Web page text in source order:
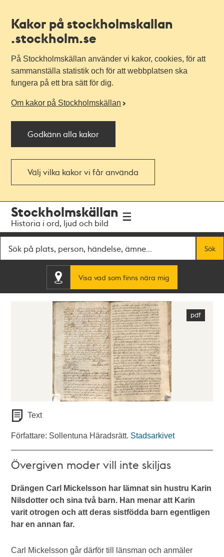
Kakor på stockholmskallan
.stockholm.se
På Stockholmskällan använder vi kakor, cookies, för att
sammanställa statistik och för att webbplatsen ska
fungera på ett bra sätt för dig.
Om kakor på Stockholmskällan
Godkänn alla kakor
Välj vilka kakor vi får använda
navigationen
huvudinnehållet
Stockholmskällan
Historia i ord, ljud och bild
Sök
Visa vad som finns nära mig
Text
Författare: Sollentuna Häradsrätt. Stadsarkivet
Övergiven moder vill inte skiljas
Drängen Carl Mickelsson har lämnat sin hustru Karin
Nilsdotter och sina två barn. Han menar att Karin
varit otrogen och att deras sistfödda barn egentligen
har en annan far.
Carl Mickelsson går därför till länsman och anmäler